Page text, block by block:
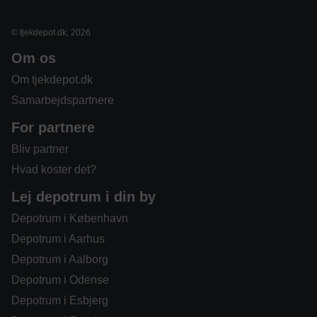
© tjekdepot.dk, 2026
Om os
Om tjekdepot.dk
Samarbejdspartnere
For partnere
Bliv partner
Hvad koster det?
Lej depotrum i din by
Depotrum i København
Depotrum i Aarhus
Depotrum i Aalborg
Depotrum i Odense
Depotrum i Esbjerg